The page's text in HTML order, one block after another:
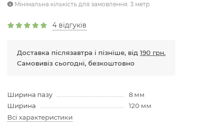
Мінімальна кількість для замовлення: 3 метр
4 відгуків
Доставка післязавтра і пізніше, від 190 грн.
Самовивіз сьогодні, безкоштовно
Ширина пазу
8 мм
Ширина
120 мм
Всі характеристики